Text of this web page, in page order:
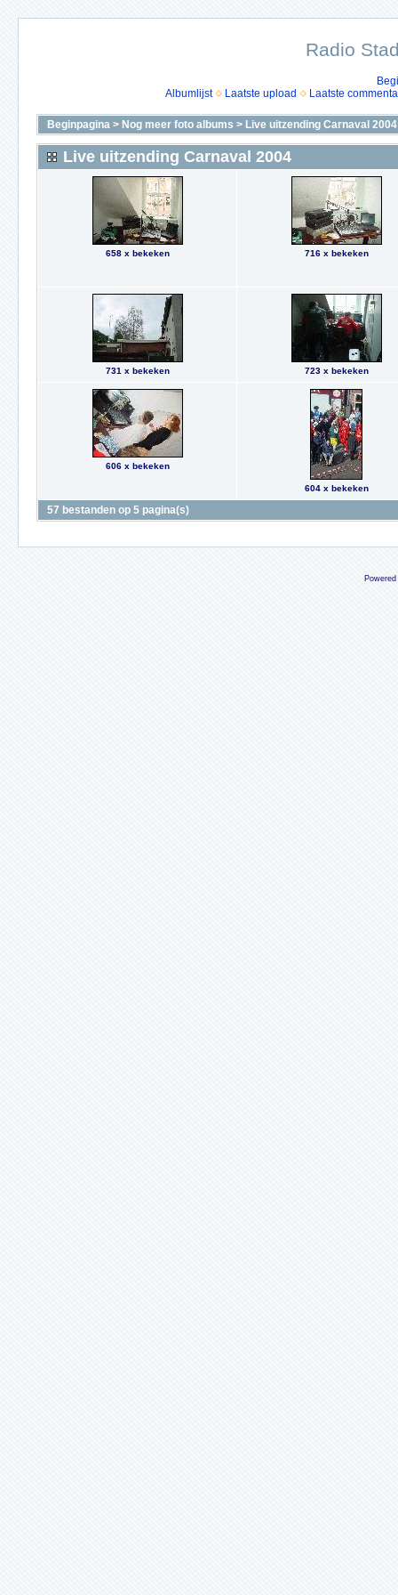
Radio
Albumlijst
Laatste upload Laatste
Beginpagina > Nog meer foto albums > Live uitzending Carnaval 2004
Live uitzending Carnaval 2004
658 x bekeken 716 x bekeken
731 x bekeken 723 x bekeken
606 x bekeken
604 x bekeken
57 bestanden op 5 pagina(s)